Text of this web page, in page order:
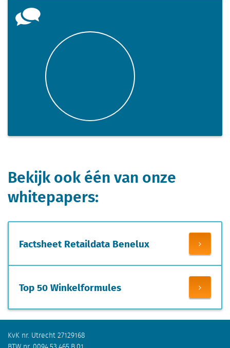
Bekijk ook één van onze
whitepapers:
Factsheet Retaildata Benelux
Top 50 Winkelformules
KvK nr. Utrecht 27129168